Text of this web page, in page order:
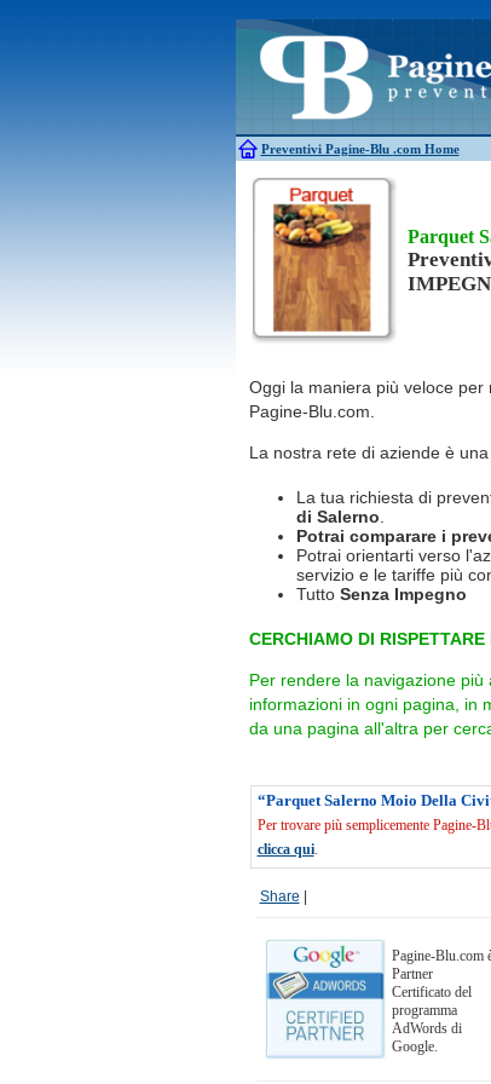
Preventivi Pagine-Blu .com Home
Antifurti
Allarme
Bagni chimici
Edilizia
Caldaie
Canne fumarie
Parquet
Oggi la maniera più veloce per
Pagine-Blu.com.
La nostra rete di aziende è
La tua richiesta di
di Salerno
Potrai comparare i
Potrai orientarti verso
servizio e le tariffe più
Tutto Senza Impegno
CERCHIAMO DI
Per rendere la navigazione
informazioni in ogni pagina, in
da una pagina all'altra per
“Parquet Salerno Moio Della
Per trovare più semplicemente Pagine-
clicca qui.
Share
Pagine-Blu.com
Partner
Certificato del
programma
AdWords di
Google.